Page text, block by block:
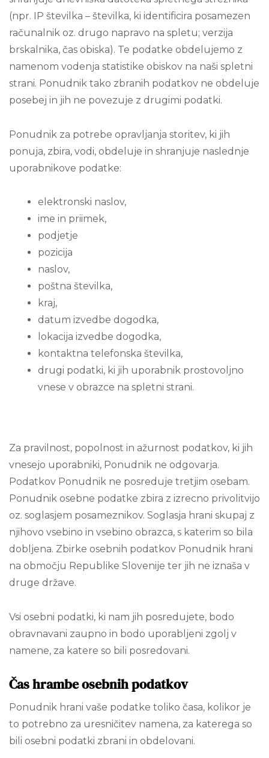
(npr. IP številka – številka, ki identificira posamezen
računalnik oz. drugo napravo na spletu; verzija
brskalnika, čas obiska). Te podatke obdelujemo z
namenom vodenja statistike obiskov na naši spletni
strani. Ponudnik tako zbranih podatkov ne obdeluje
posebej in jih ne povezuje z drugimi podatki.
Ponudnik za potrebe opravljanja storitev, ki jih
ponuja, zbira, vodi, obdeluje in shranjuje naslednje
uporabnikove podatke:
elektronski naslov,
ime in priimek,
podjetje
pozicija
naslov,
poštna številka,
kraj,
datum izvedbe dogodka,
lokacija izvedbe dogodka,
kontaktna telefonska številka,
drugi podatki, ki jih uporabnik prostovoljno
vnese v obrazce na spletni strani.
Za pravilnost, popolnost in ažurnost podatkov, ki jih
vnesejo uporabniki, Ponudnik ne odgovarja.
Podatkov Ponudnik ne posreduje tretjim osebam.
Ponudnik osebne podatke zbira z izrecno privolitvijo
oz. soglasjem posameznikov. Soglasja hrani skupaj z
njihovo vsebino in vsebino obrazca, s katerim so bila
dobljena. Zbirke osebnih podatkov Ponudnik hrani
na območju Republike Slovenije ter jih ne iznaša v
druge države.
Vsi osebni podatki, ki nam jih posredujete, bodo
obravnavani zaupno in bodo uporabljeni zgolj v
namene, za katere so bili posredovani.
Čas hrambe osebnih podatkov
Ponudnik hrani vaše podatke toliko časa, kolikor je
to potrebno za uresničitev namena, za katerega so
bili osebni podatki zbrani in obdelovani.